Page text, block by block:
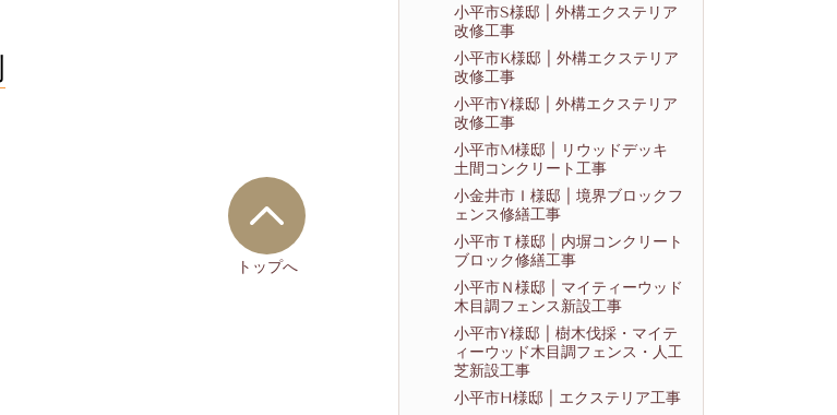
トップへ
小平市S様邸 | 外構エクステリア
改修工事
小平市K様邸 | 外構エクステリア
改修工事
小平市Y様邸 | 外構エクステリア
改修工事
小平市M様邸 | リウッドデッキ
土間コンクリート工事
小金井市Ｉ様邸 | 境界ブロックフ
ェンス修繕工事
小平市Ｔ様邸 | 内塀コンクリート
ブロック修繕工事
小平市Ｎ様邸 | マイティーウッド
木目調フェンス新設工事
小平市Y様邸 | 樹木伐採・マイテ
ィーウッド木目調フェンス・人工
芝新設工事
小平市H様邸 | エクステリア工事